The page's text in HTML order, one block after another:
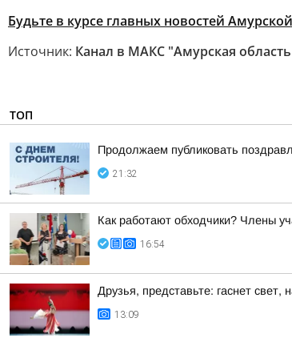
Будьте в курсе главных новостей
Источник: Канал в МАКС "Амурская
ТОП
Продолжаем публиковать
21:32
Как работают обходчики? Члены
16:54
Друзья, представьте: гаснет
13:09